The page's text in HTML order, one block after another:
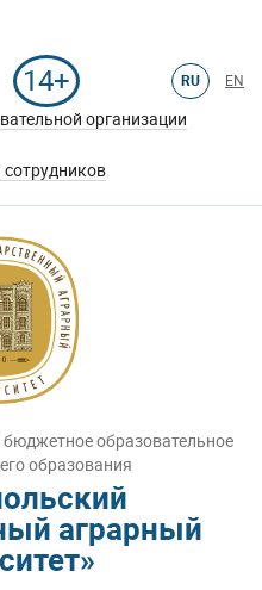
14+ RU EN
организации
сотрудников
образовательное
образования
аграрный